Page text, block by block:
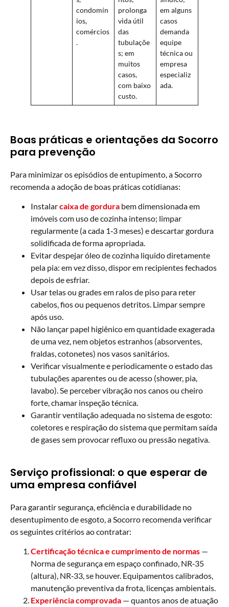
condomín
ios,
comércios
.
prolonga
vida útil
das
tubulaçõe
s; em
muitos
casos,
com baixo
custo.
em alguns
casos
demanda
equipe
técnica ou
empresa
especializ
ada.
Boas práticas e orientações da Socorro
para prevenção
Para minimizar os episódios de entupimento, a Socorro
recomenda a adoção de boas práticas cotidianas:
Instalarcaixa de gordura bem dimensionada em
imóveis com uso de cozinha intenso; limpar
regularmente (a cada 1‑3 meses) e descartar gordura
solidificada de forma apropriada.
Evitar despejar óleo de cozinha liquido diretamente
pela pia: em vez disso, dispor em recipientes fechados
depois de esfriar.
Usar telas ou grades em ralos de piso para reter
cabelos, fios ou pequenos detritos. Limpar sempre
após uso.
Não lançar papel higiênico em quantidade exagerada
de uma vez, nem objetos estranhos (absorventes,
fraldas, cotonetes) nos vasos sanitários.
Verificar visualmente e periodicamente o estado das
tubulações aparentes ou de acesso (shower, pia,
lavabo). Se perceber vibração nos canos ou cheiro
forte, chamar inspeção técnica.
Garantir ventilação adequada no sistema de esgoto:
coletores e respiração do sistema que permitam saída
de gases sem provocar refluxo ou pressão negativa.
Serviço profissional: o que esperar de
uma empresa confiável
Para garantir segurança, eficiência e durabilidade no
desentupimento de esgoto, a Socorro recomenda verificar
os seguintes critérios ao contratar:
Certificação técnica e cumprimento de normas —
Norma de segurança em espaço confinado, NR‑35
(altura), NR‑33, se houver. Equipamentos calibrados,
manutenção preventiva da frota, licenças ambientais.
Experiência comprovada — quantos anos de atuação